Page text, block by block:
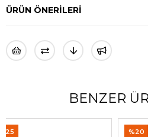
ÜRÜN ÖNERILERI
BENZER